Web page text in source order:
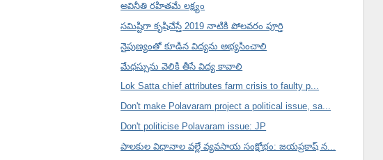
అవినీతి రహితమే లక్ష్యం
సమిష్టిగా కృషిచేస్తే 2019 నాటికి పోలవరం పూర్తి
నైపుణ్యంతో కూడిన విద్యను అభ్యసించాలి
మేధస్సును వెలికి తీసే విద్య కావాలి
Lok Satta chief attributes farm crisis to faulty p...
Don't make Polavaram project a political issue, sa...
Don't politicise Polavaram issue: JP
పాలకుల విధానాల వల్లే వ్యవసాయ సంక్షోభం: జయప్రకాష్ న...